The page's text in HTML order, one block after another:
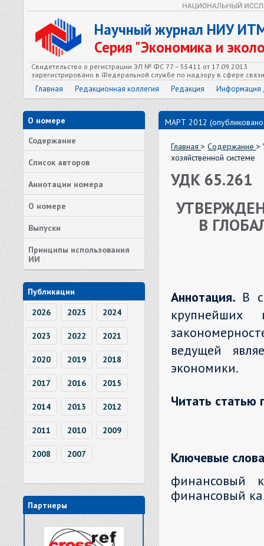
Научный журнал НИУ
Серия "Экономика и
Свидетельство о регистрации ЭЛ № ФС 77 – 55411 от 17.09.2013
зарегистрировано в Федеральной службе по надзору в сфере
Главная Редакционная коллегия Редакция Информация
О номере
Содержание
Список авторов
Аннотации номера
О номере
Выпуски
Принципы использования
ИИ
Публикации
2026
2025 2024
2023 2022 2021
2020 2019 2018
2017 2016 2015
2014 2013 2012
2011 2010 2009
2008 2007
Партнеры
МАРТ 2012
Главная > Содержание >
хозяйственной системе
УДК 65.261
В
Аннотация. В
крупнейших
ведущей
экономики.
Читать статью
Ключевые
финансовый
финансовый